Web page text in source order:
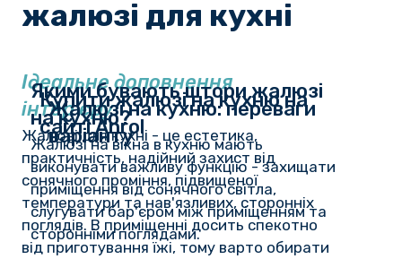
жалюзі для кухні
Ідеальне доповнення
інтер'єру
Якими бувають штори жалюзі
на кухню?
Купити жалюзі на кухню на
сайті Anrol
Жалюзі на кухню: переваги
варіанту
Жалюзі для кухні - це естетика,
практичність, надійний захист від
сонячного проміння, підвищеної
температури та нав'язливих, сторонніх
поглядів. В приміщенні досить спекотно
від приготування їжі, тому варто обирати
Жалюзі на вікна в кухню мають
виконувати важливу функцію - захищати
приміщення від сонячного світла,
слугувати бар'єром між приміщенням та
сторонніми поглядами.